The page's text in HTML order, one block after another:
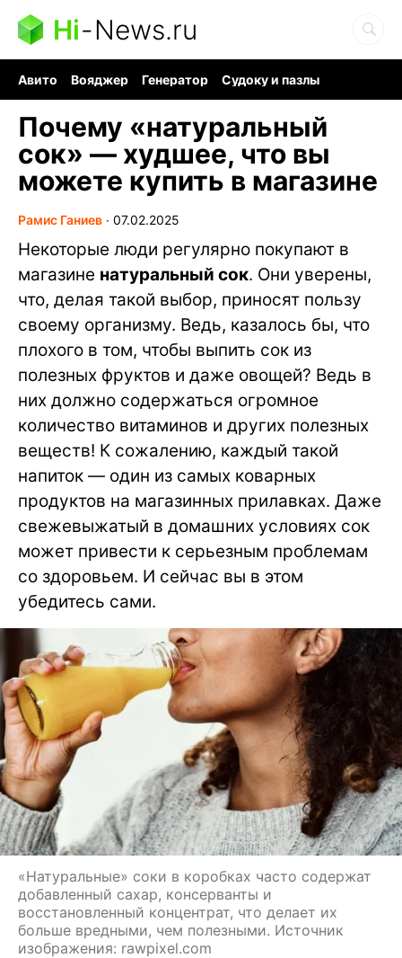
Hi-News.ru
Авито Вояджер Генератор
Судоку и пазлы
Почему «натуральный
сок» — худшее, что вы
можете купить в магазине
Рамис Ганиев ∙ 07.02.2025
Некоторые люди регулярно покупают в
магазине натуральный сок. Они уверены,
что, делая такой выбор, приносят пользу
своему организму. Ведь, казалось бы, что
плохого в том, чтобы выпить сок из
полезных фруктов и даже овощей? Ведь в
них должно содержаться огромное
количество витаминов и других полезных
веществ! К сожалению, каждый такой
напиток — один из самых коварных
продуктов на магазинных прилавках. Даже
свежевыжатый в домашних условиях сок
может привести к серьезным проблемам
со здоровьем. И сейчас вы в этом
убедитесь сами.
«Натуральные» соки в коробках часто содержат
добавленный сахар, консерванты и
восстановленный концентрат, что делает их
больше вредными, чем полезными. Источник
изображения: rawpixel.com